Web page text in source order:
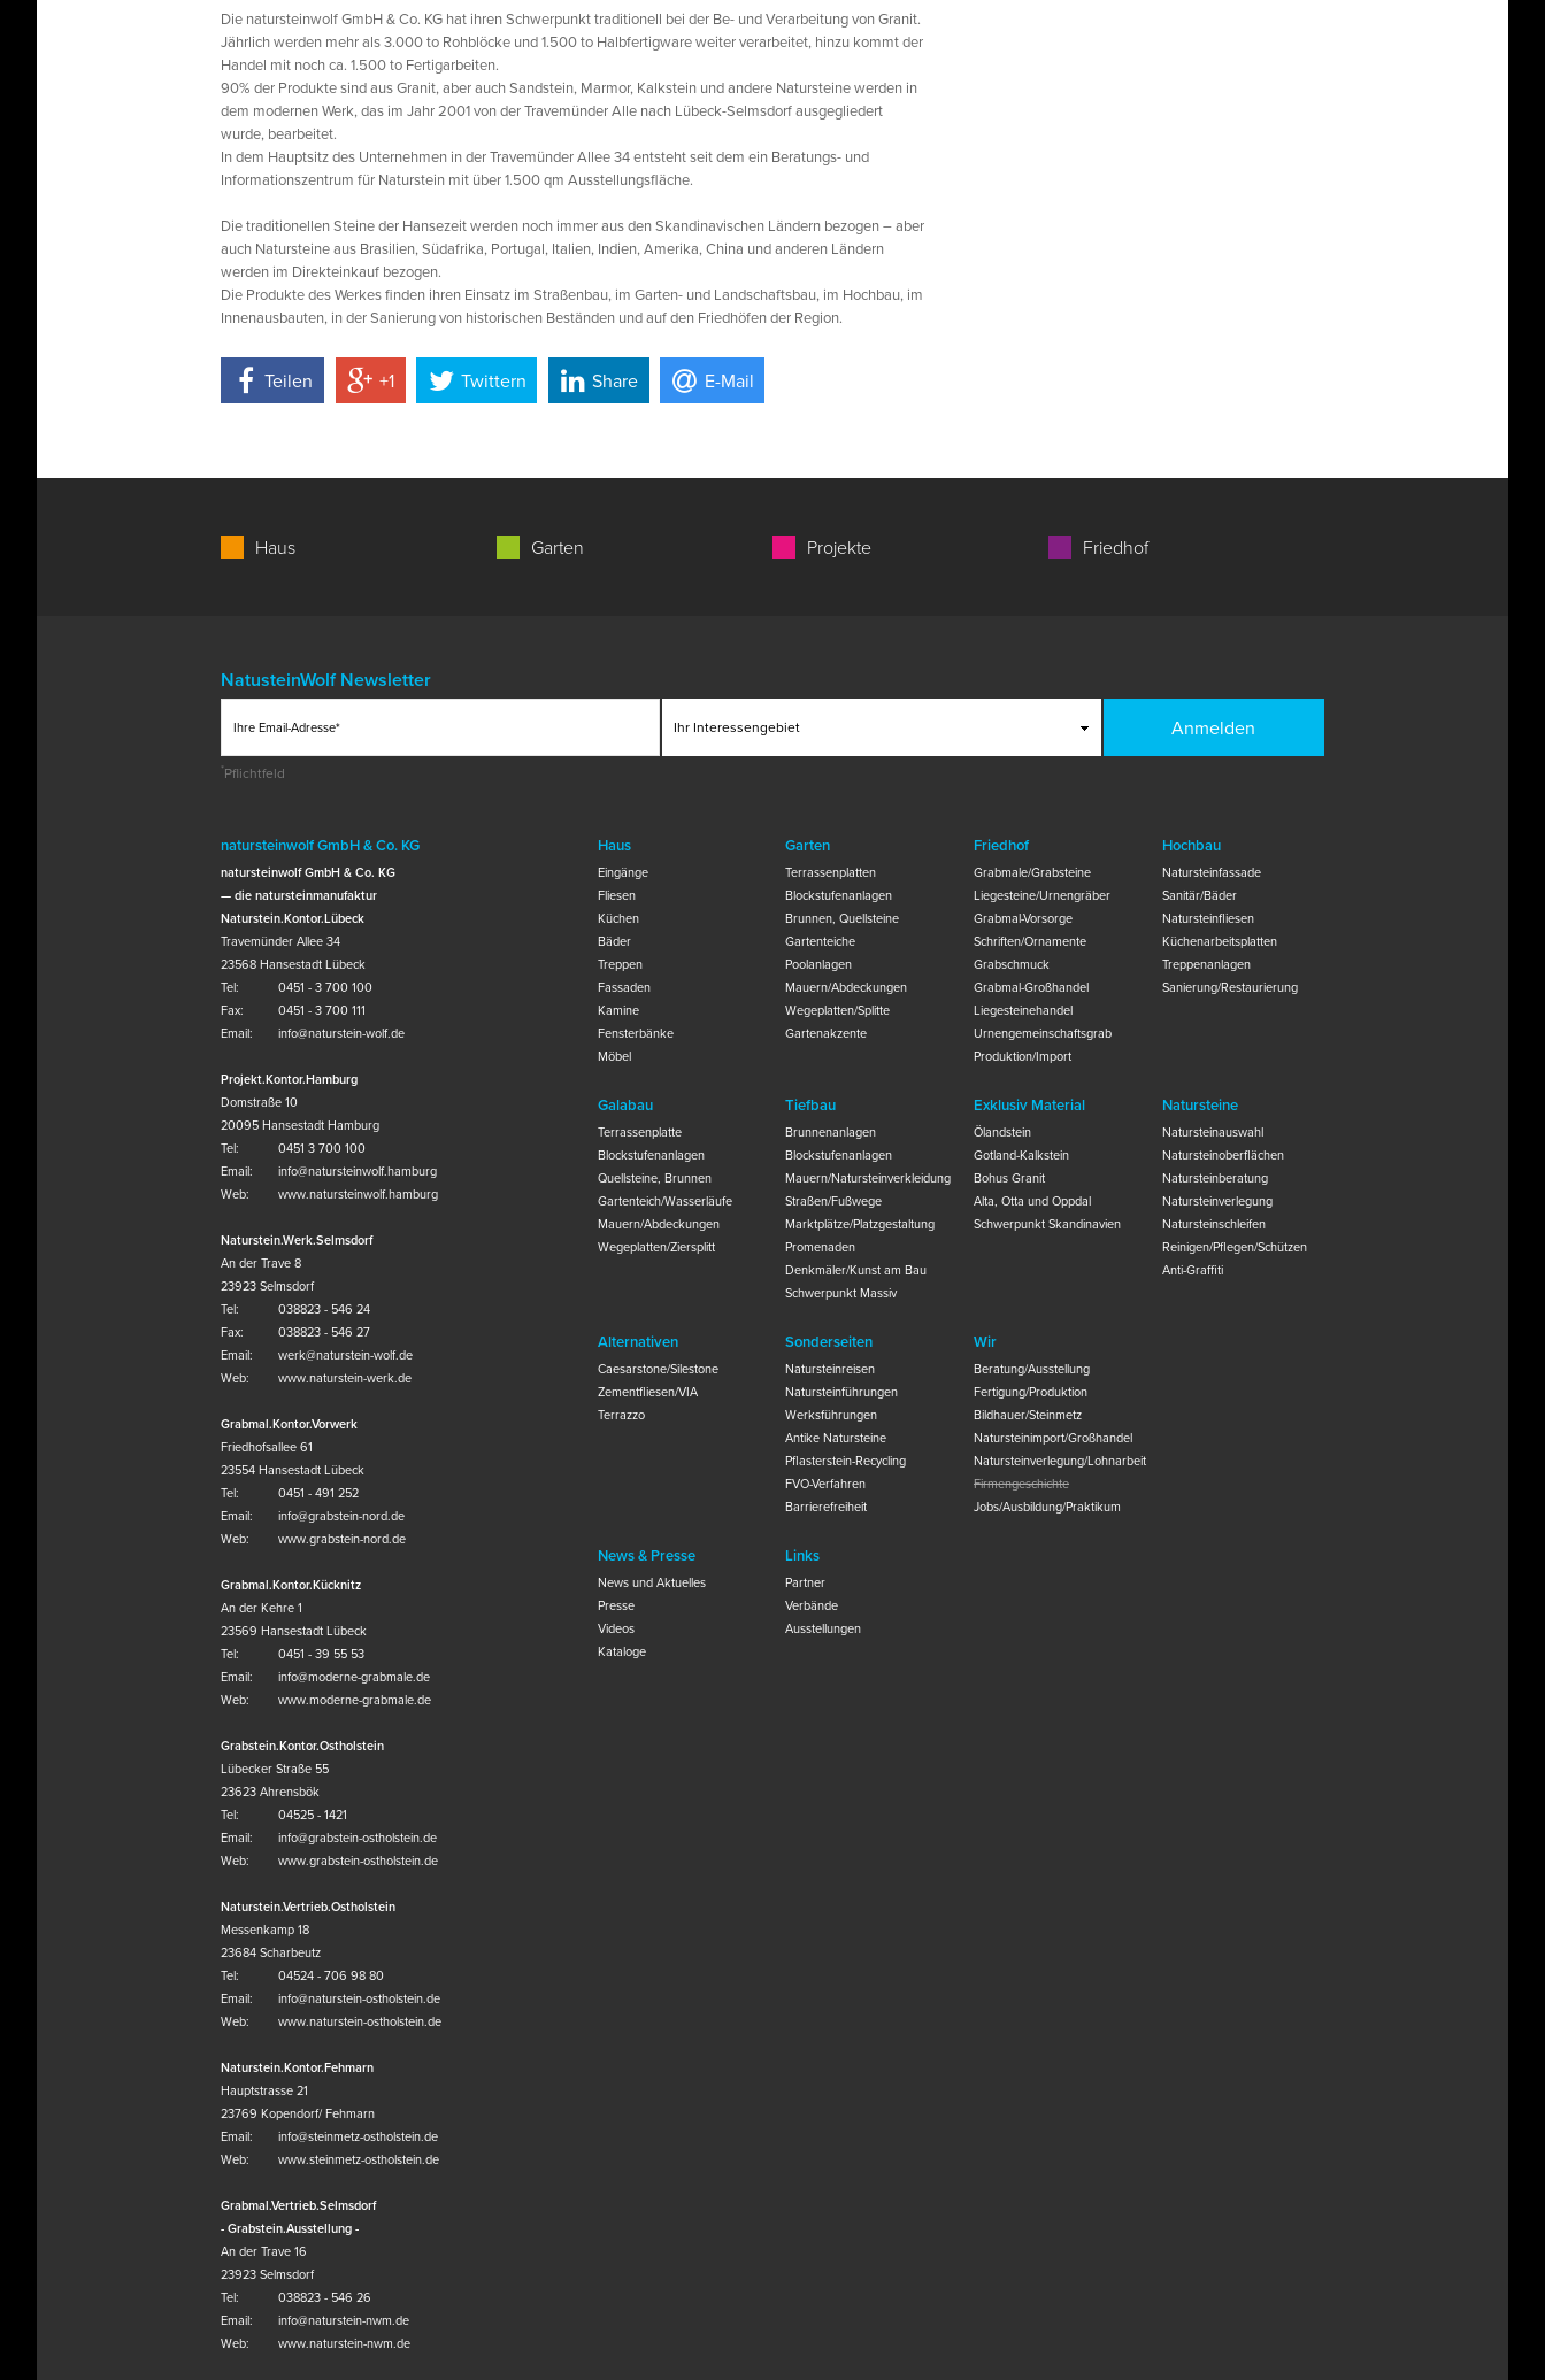
Die natursteinwolf GmbH & Co. KG hat ihren Schwerpunkt traditionell bei der Be- und Verarbeitung von Granit.
Jährlich werden mehr als 3.000 to Rohblöcke und 1.500 to Halbfertigware weiter verarbeitet, hinzu kommt der
Handel mit noch ca. 1.500 to Fertigarbeiten.
90% der Produkte sind aus Granit, aber auch Sandstein, Marmor, Kalkstein und andere Natursteine werden in
dem modernen Werk, das im Jahr 2001 von der Travemünder Alle nach Lübeck-Selmsdorf ausgegliedert
wurde, bearbeitet.
In dem Hauptsitz des Unternehmen in der Travemünder Allee 34 entsteht seit dem ein Beratungs- und
Informationszentrum für Naturstein mit über 1.500 qm Ausstellungsfläche.
Die traditionellen Steine der Hansezeit werden noch immer aus den Skandinavischen Ländern bezogen – aber
auch Natursteine aus Brasilien, Südafrika, Portugal, Italien, Indien, Amerika, China und anderen Ländern
werden im Direkteinkauf bezogen.
Die Produkte des Werkes finden ihren Einsatz im Straßenbau, im Garten- und Landschaftsbau, im Hochbau, im
Innenausbauten, in der Sanierung von historischen Beständen und auf den Friedhöfen der Region.
Teilen +1 Twittern Share E-Mail
Haus Garten Projekte Friedhof
NatusteinWolf Newsletter
*Pflichtfeld
natursteinwolf GmbH & Co. KG
natursteinwolf GmbH & Co. KG
— die natursteinmanufaktur
Naturstein.Kontor.Lübeck
Travemünder Allee 34
23568 Hansestadt Lübeck
Tel:
0451 - 3 700 100
Fax:
0451 - 3 700 111
Email:
info@naturstein-wolf.de
Projekt.Kontor.Hamburg
Domstraße 10
20095 Hansestadt Hamburg
Tel:
0451 3 700 100
Email:
info@natursteinwolf.hamburg
Web:
www.natursteinwolf.hamburg
Naturstein.Werk.Selmsdorf
An der Trave 8
23923 Selmsdorf
Tel:
038823 - 546 24
Fax:
038823 - 546 27
Email:
werk@naturstein-wolf.de
Web:
www.naturstein-werk.de
Grabmal.Kontor.Vorwerk
Friedhofsallee 61
23554 Hansestadt Lübeck
Tel:
0451 - 491 252
Email:
info@grabstein-nord.de
Web:
www.grabstein-nord.de
Grabmal.Kontor.Kücknitz
An der Kehre 1
23569 Hansestadt Lübeck
Tel:
0451 - 39 55 53
Email:
info@moderne-grabmale.de
Web:
www.moderne-grabmale.de
Grabstein.Kontor.Ostholstein
Lübecker Straße 55
23623 Ahrensbök
Tel:
04525 - 1421
Email:
info@grabstein-ostholstein.de
Web:
www.grabstein-ostholstein.de
Naturstein.Vertrieb.Ostholstein
Messenkamp 18
23684 Scharbeutz
Tel:
04524 - 706 98 80
Email:
info@naturstein-ostholstein.de
Web:
www.naturstein-ostholstein.de
Naturstein.Kontor.Fehmarn
Hauptstrasse 21
23769 Kopendorf/ Fehmarn
Email:
info@steinmetz-ostholstein.de
Web:
www.steinmetz-ostholstein.de
Grabmal.Vertrieb.Selmsdorf
- Grabstein.Ausstellung -
An der Trave 16
23923 Selmsdorf
Tel:
038823 - 546 26
Email:
info@naturstein-nwm.de
Web:
www.naturstein-nwm.de
Haus
Eingänge
Fliesen
Küchen
Bäder
Treppen
Fassaden
Kamine
Fensterbänke
Möbel
Garten
Terrassenplatten
Blockstufenanlagen
Brunnen, Quellsteine
Gartenteiche
Poolanlagen
Mauern/Abdeckungen
Wegeplatten/Splitte
Gartenakzente
Friedhof
Grabmale/Grabsteine
Liegesteine/Urnengräber
Grabmal-Vorsorge
Schriften/Ornamente
Grabschmuck
Grabmal-Großhandel
Liegesteinehandel
Urnengemeinschaftsgrab
Produktion/Import
Hochbau
Natursteinfassade
Sanitär/Bäder
Natursteinfliesen
Küchenarbeitsplatten
Treppenanlagen
Sanierung/Restaurierung
Galabau
Terrassenplatte
Blockstufenanlagen
Quellsteine, Brunnen
Gartenteich/Wasserläufe
Mauern/Abdeckungen
Wegeplatten/Ziersplitt
Tiefbau
Brunnenanlagen
Blockstufenanlagen
Mauern/Natursteinverkleidung
Straßen/Fußwege
Marktplätze/Platzgestaltung
Promenaden
Denkmäler/Kunst am Bau
Schwerpunkt Massiv
Exklusiv Material
Ölandstein
Gotland-Kalkstein
Bohus Granit
Alta, Otta und Oppdal
Schwerpunkt Skandinavien
Natursteine
Natursteinauswahl
Natursteinoberflächen
Natursteinberatung
Natursteinverlegung
Natursteinschleifen
Reinigen/Pflegen/Schützen
Anti-Graffiti
Alternativen
Caesarstone/Silestone
Zementfliesen/VIA
Terrazzo
Sonderseiten
Natursteinreisen
Natursteinführungen
Werksführungen
Antike Natursteine
Pflasterstein-Recycling
FVO-Verfahren
Barrierefreiheit
Wir
Beratung/Ausstellung
Fertigung/Produktion
Bildhauer/Steinmetz
Natursteinimport/Großhandel
Natursteinverlegung/Lohnarbeit
Firmengeschichte
Jobs/Ausbildung/Praktikum
News & Presse
News und Aktuelles
Presse
Videos
Kataloge
Links
Partner
Verbände
Ausstellungen